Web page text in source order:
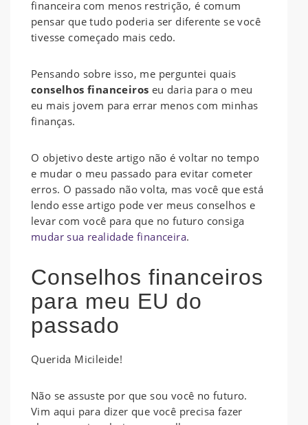
financeira com menos restrição, é comum
pensar que tudo poderia ser diferente se você
tivesse começado mais cedo.
Pensando sobre isso, me perguntei quais
conselhos financeiros eu daria para o meu
eu mais jovem para errar menos com minhas
finanças.
O objetivo deste artigo não é voltar no tempo
e mudar o meu passado para evitar cometer
erros. O passado não volta, mas você que está
lendo esse artigo pode ver meus conselhos e
levar com você para que no futuro consiga
mudar sua realidade financeira.
Conselhos financeiros
para meu EU do
passado
Querida Micileide!
Não se assuste por que sou você no futuro.
Vim aqui para dizer que você precisa fazer